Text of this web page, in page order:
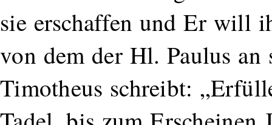
sie erschaffen und Er will
von dem der Hl. Paulus
Timotheus schreibt: